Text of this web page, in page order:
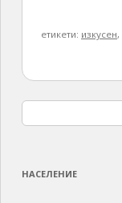
етикети: изкусен,
for:
НАСЕЛЕНИЕ